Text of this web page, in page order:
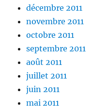
décembre 2011
novembre 2011
octobre 2011
septembre 2011
août 2011
juillet 2011
juin 2011
mai 2011